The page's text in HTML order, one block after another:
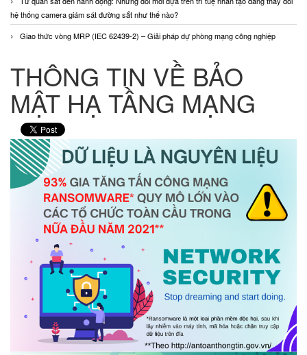
hệ thống camera giám sát đường sắt như thế nào?
Giao thức vòng MRP (IEC 62439-2) – Giải pháp dự phòng mạng công nghiệp
THÔNG TIN VỀ BẢO
MẬT HẠ TẦNG MẠNG